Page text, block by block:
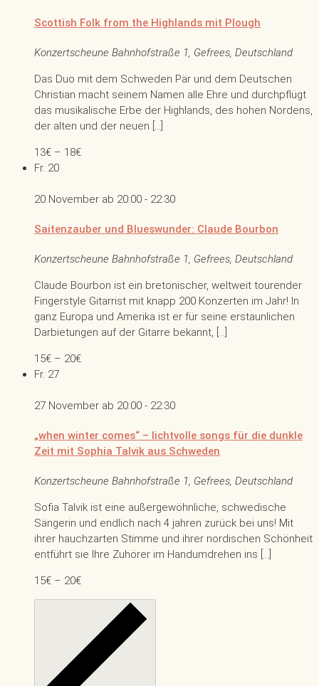
Scottish Folk from the Highlands mit Plough
Konzertscheune Bahnhofstraße 1, Gefrees, Deutschland
Das Duo mit dem Schweden Pär und dem Deutschen
Christian macht seinem Namen alle Ehre und durchpflügt
das musikalische Erbe der Highlands, des hohen Nordens,
der alten und der neuen […]
13€ – 18€
Fr. 20
20 November ab 20:00 - 22:30
Saitenzauber und Blueswunder: Claude Bourbon
Konzertscheune Bahnhofstraße 1, Gefrees, Deutschland
Claude Bourbon ist ein bretonischer, weltweit tourender
Fingerstyle Gitarrist mit knapp 200 Konzerten im Jahr! In
ganz Europa und Amerika ist er für seine erstaunlichen
Darbietungen auf der Gitarre bekannt, […]
15€ – 20€
Fr. 27
27 November ab 20:00 - 22:30
„when winter comes“ – lichtvolle songs für die dunkle
Zeit mit Sophia Talvik aus Schweden
Konzertscheune Bahnhofstraße 1, Gefrees, Deutschland
Sofia Talvik ist eine außergewöhnliche, schwedische
Sängerin und endlich nach 4 jahren zurück bei uns! Mit
ihrer hauchzarten Stimme und ihrer nordischen Schönheit
entführt sie Ihre Zuhörer im Handumdrehen ins […]
15€ – 20€